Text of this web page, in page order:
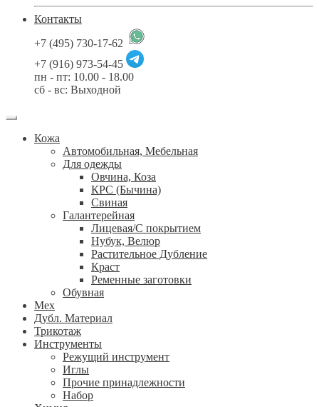
Контакты
+7 (495) 730-17-62
+7 (916) 973-54-45
пн - пт: 10.00 - 18.00
сб - вс: Выходной
Кожа
Автомобильная, Мебельная
Для одежды
Овчина, Коза
КРС (Бычина)
Свиная
Галантерейная
Лицевая/С покрытием
Нубук, Велюр
Растительное Дубление
Краст
Ременные заготовки
Обувная
Мех
Дубл. Материал
Трикотаж
Инструменты
Режущий инструмент
Иглы
Прочие принадлежности
Набор